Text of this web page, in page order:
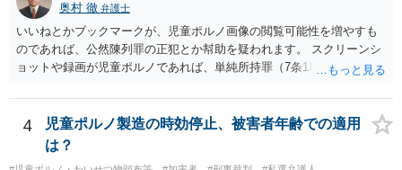
奥村 徹 弁護士
いいねとかブックマークが、児童ポルノ画像の閲覧可能性を増やすも
のであれば、公然陳列罪の正犯とか幇助を疑われます。 スクリーンシ
ョットや録画が児童ポルノであれば、単純所持罪（7条1項）になりま
ポルノ画像の陳列者の関連先として、任意で取調を受けた人はいま
す。 snsのサーバー凍結の具体的理由はわかりませんが、児童ポルノ
であれば、日本警察に連絡されて、日本の刑罰法規に触れる点があれ
ば、捜査を受けることがあります。
4
児童ポルノ製造の時効停止、被害者年齢での適用
は？